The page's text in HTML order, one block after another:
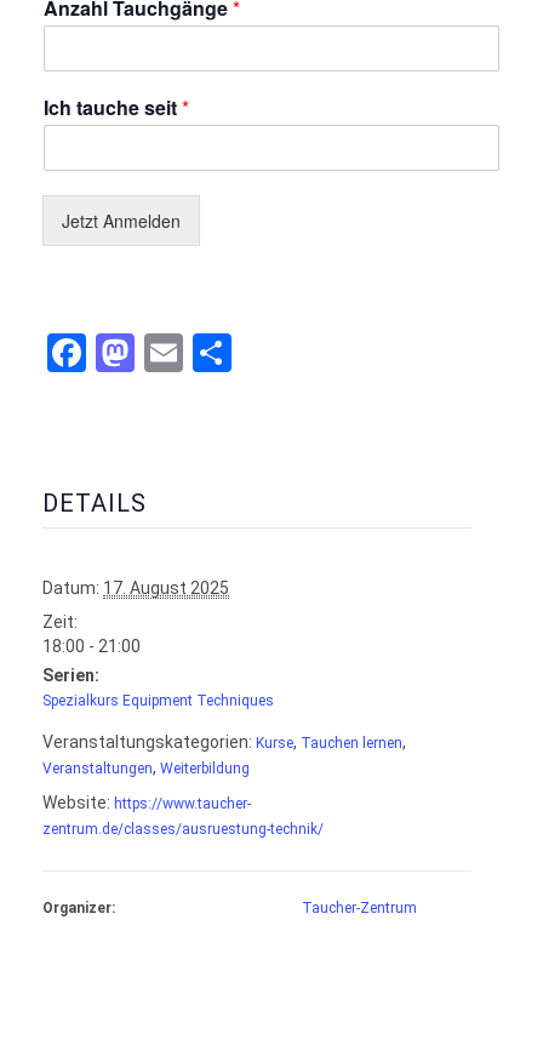
Anzahl Tauchgänge*
Ich tauche seit*
Jetzt Anmelden
Facebook
Mastodon
Email
DETAILS
Datum: 17. August 2025
Zeit:
18:00 - 21:00
Serien:
Spezialkurs Equipment Techniques
Veranstaltungskategorien: Kurse, Tauchen lernen,
Veranstaltungen, Weiterbildung
Website: https://www.taucher-
zentrum.de/classes/ausruestung-technik/
Organizer: Taucher-Zentrum